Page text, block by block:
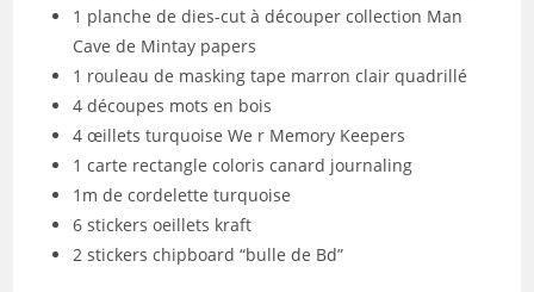
1 planche de dies-cut à découper collection Man
Cave de Mintay papers
1 rouleau de masking tape marron clair quadrillé
4 découpes mots en bois
4 œillets turquoise We r Memory Keepers
1 carte rectangle coloris canard journaling
1m de cordelette turquoise
6 stickers oeillets kraft
2 stickers chipboard “bulle de Bd”